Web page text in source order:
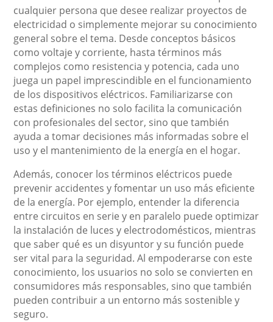
cualquier persona que desee realizar proyectos de
electricidad o simplemente mejorar su conocimiento
general sobre el tema. Desde conceptos básicos
como voltaje y corriente, hasta términos más
complejos como resistencia y potencia, cada uno
juega un papel imprescindible en el funcionamiento
de los dispositivos eléctricos. Familiarizarse con
estas definiciones no solo facilita la comunicación
con profesionales del sector, sino que también
ayuda a tomar decisiones más informadas sobre el
uso y el mantenimiento de la energía en el hogar.
Además, conocer los términos eléctricos puede
prevenir accidentes y fomentar un uso más eficiente
de la energía. Por ejemplo, entender la diferencia
entre circuitos en serie y en paralelo puede optimizar
la instalación de luces y electrodomésticos, mientras
que saber qué es un disyuntor y su función puede
ser vital para la seguridad. Al empoderarse con este
conocimiento, los usuarios no solo se convierten en
consumidores más responsables, sino que también
pueden contribuir a un entorno más sostenible y
seguro.